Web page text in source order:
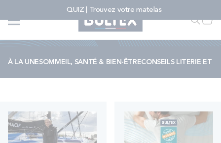
QUIZ | Trouvez votre matelas
Faire
FAIRE UNE RECHERCHE
SOMMIERS
Sport, science& performance
À LA UNESOMMEIL, SANTÉ & BIEN-ÊTRECONSEILS LITERIE ET